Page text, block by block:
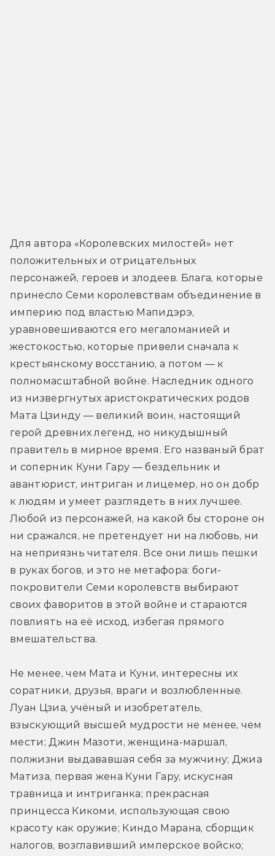
Для автора «Королевских милостей» нет
положительных и отрицательных
персонажей, героев и злодеев. Блага, которые
принесло Семи королевствам объединение в
империю под властью Мапидэрэ,
уравновешиваются его мегаломанией и
жестокостью, которые привели сначала к
крестьянскому восстанию, а потом — к
полномасштабной войне. Наследник одного
из низвергнутых аристократических родов
Мата Цзинду — великий воин, настоящий
герой древних легенд, но никудышный
правитель в мирное время. Его названый брат
и соперник Куни Гару — бездельник и
авантюрист, интриган и лицемер, но он добр
к людям и умеет разглядеть в них лучшее.
Любой из персонажей, на какой бы стороне он
ни сражался, не претендует ни на любовь, ни
на неприязнь читателя. Все они лишь пешки
в руках богов, и это не метафора: боги-
покровители Семи королевств выбирают
своих фаворитов в этой войне и стараются
повлиять на её исход, избегая прямого
вмешательства.
Не менее, чем Мата и Куни, интересны их
соратники, друзья, враги и возлюбленные.
Луан Цзиа, учёный и изобретатель,
взыскующий высшей мудрости не менее, чем
мести; Джин Мазоти, женщина-маршал,
полжизни выдававшая себя за мужчину; Джиа
Матиза, первая жена Куни Гару, искусная
травница и интриганка; прекрасная
принцесса Кикоми, использующая свою
красоту как оружие; Киндо Марана, сборщик
налогов, возглавивший имперское войско;